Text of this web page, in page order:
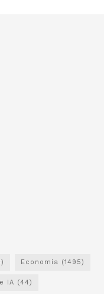
Economía (1495)
IA (44)